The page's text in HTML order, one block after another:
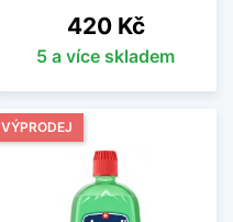
Cena
420 Kč
5 a více skladem
VÝPRODEJ